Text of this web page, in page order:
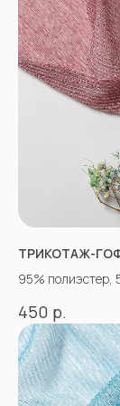
ТРИКОТАЖ-
95% полиэстер,
450 р.
«Ткани
@ 2026
ИП Вакульчик Мария
ОГРН 322265100088534
ИНН 262609965884